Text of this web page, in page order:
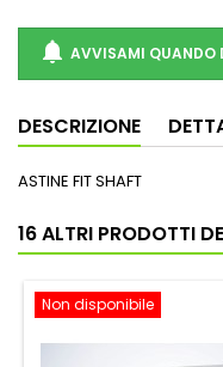
 AVVISAMI QUANDO
DESCRIZIONE
ASTINE FIT SHAFT
16 ALTRI PRODOTTI
Non disponibile